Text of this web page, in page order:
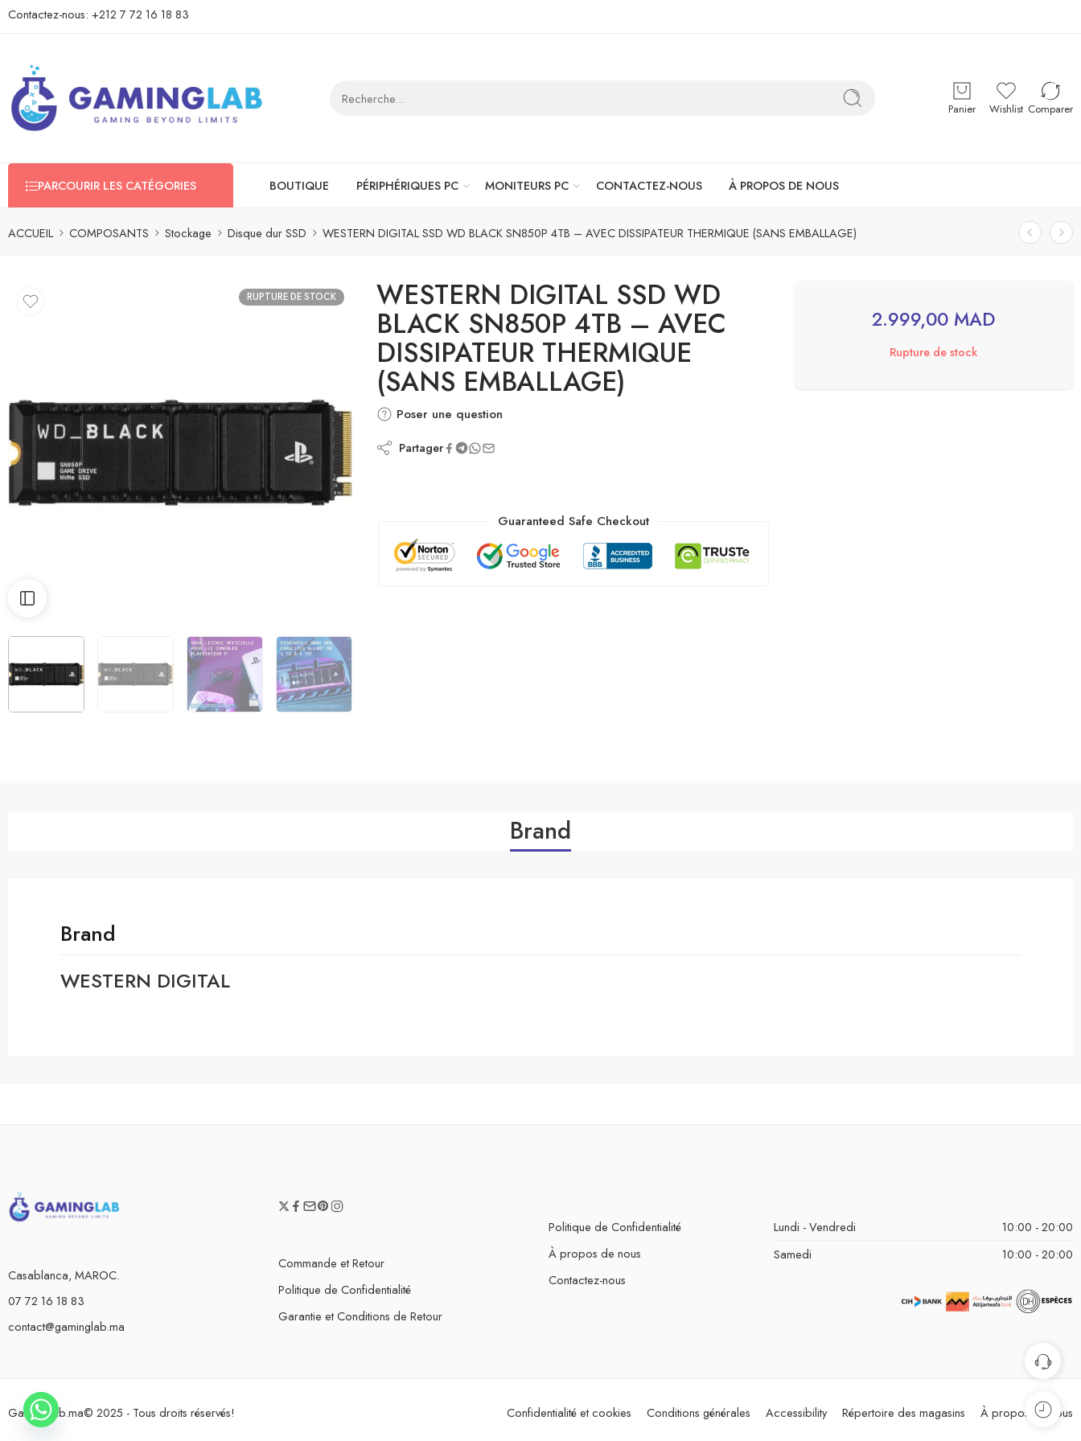
Contactez-nous: +212 7 72 16 18 83
Panier Wishlist Comparer
PARCOURIR LES CATÉGORIES BOUTIQUE PÉRIPHÉRIQUES PC MONITEURS PC CONTACTEZ-NOUS À PROPOS DE NOUS
ACCUEIL COMPOSANTS Stockage Disque dur SSD WESTERN DIGITAL SSD WD BLACK SN850P 4TB – AVEC DISSIPATEUR THERMIQUE (SANS EMBALLAGE)
RUPTURE DE STOCK WESTERN DIGITAL SSD WD
BLACK SN850P 4TB – AVEC
DISSIPATEUR THERMIQUE
(SANS EMBALLAGE)
Poser une question
Partager
Guaranteed Safe Checkout
2.999,00 MAD
Rupture de stock
Brand
Brand
WESTERN DIGITAL
Casablanca, MAROC.
07 72 16 18 83
contact@gaminglab.ma
Commande et Retour
Politique de Confidentialité
Garantie et Conditions de Retour
Politique de Confidentialité
À propos de nous
Contactez-nous
Lundi - Vendredi
10:00 - 20:00
Samedi
10:00 - 20:00
GamingLab.ma© 2025 - Tous droits réservés! Confidentialité et cookies Conditions générales Accessibility Répertoire des magasins À propos de nous